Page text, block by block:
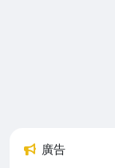
廣告